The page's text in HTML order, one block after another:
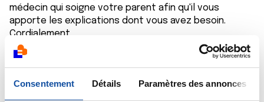
Consentement Détails Paramètres des annonces
médecin qui soigne votre parent afin qu'il vous
apporte les explications dont vous avez besoin.
Cordialement
Dr A.Marceau